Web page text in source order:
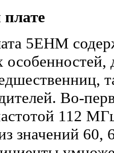
5EHM
Во-
112
значений